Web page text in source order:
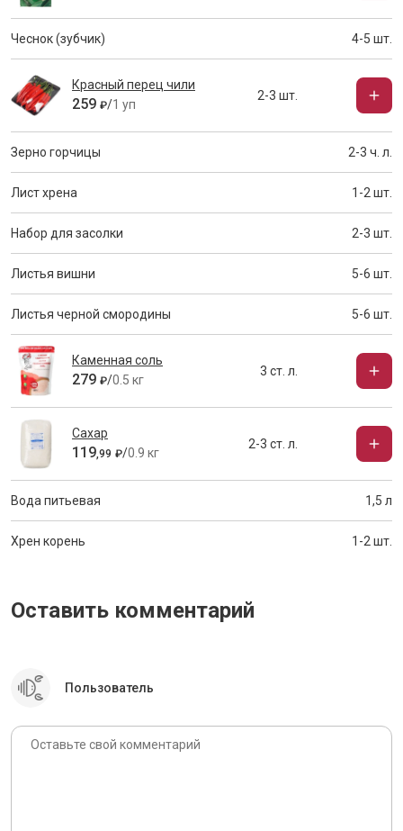
Чеснок (зубчик) 4-5 шт.
Красный перец чили
259 ₽/1 уп
2-3 шт.
Зерно горчицы 2-3 ч. л.
Лист хрена 1-2 шт.
Набор для засолки 2-3 шт.
Листья вишни 5-6 шт.
Листья черной смородины 5-6 шт.
Каменная соль
279 ₽/0.5 кг
3 ст. л.
Сахар
119,99 ₽/0.9 кг
2-3 ст. л.
Вода питьевая 1,5 л
Хрен корень 1-2 шт.
Оставить комментарий
Пользователь